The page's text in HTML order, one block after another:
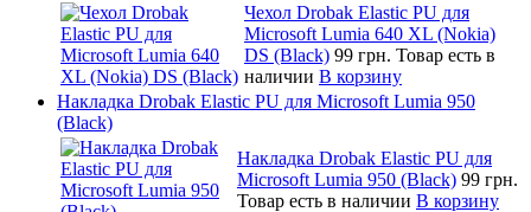
Чехол Drobak Elastic PU для
Microsoft Lumia 640 XL (Nokia)
DS (Black) 99 грн. Товар есть в
наличии В корзину
Накладка Drobak Elastic PU для Microsoft Lumia 950
(Black)
Накладка Drobak Elastic PU для
Microsoft Lumia 950 (Black) 99 грн.
Товар есть в наличии В корзину